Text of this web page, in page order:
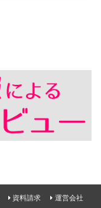
資料請求 運営会社